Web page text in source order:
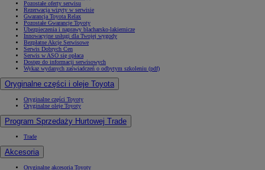
Pozostałe oferty serwisu
Rezerwacja wizyty w serwisie
Gwarancja Toyota Relax
Pozostałe Gwarancje Toyoty
Ubezpieczenia i naprawy blacharsko-lakiernicze
Innowacyjne usługi dla Twojej wygody
Bezpłatne Akcje Serwisowe
Serwis Dobrych Cen
Serwis w ASO się opłaca
Dostęp do informacji serwisowych
Wykaz wydanych zaświadczeń o odbytym szkoleniu (pdf)
Oryginalne części i oleje Toyota
Oryginalne części Toyoty
Oryginalne oleje Toyoty
Program Sprzedaży Hurtowej Trade
Trade
Akcesoria
Oryginalne akcesoria Toyoty